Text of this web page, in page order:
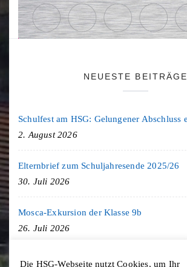
NEUESTE BEITRÄGE
2. August 2026
Elternbrief zum Schuljahresende 2025/26
30. Juli 2026
Mosca-Exkursion der Klasse 9b
26. Juli 2026
Freiburg-Exkursion des Geschichte LK
Die HSG-Webseite nutzt Cookies, um Ihr